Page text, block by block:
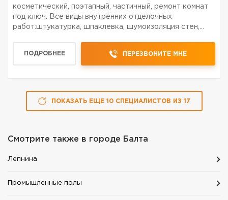
косметический, поэтапный, частичный, ремонт комнат
под ключ. Все виды внутренних отделочных
работ:штукатурка, шпаклевка, шумоизоляция стен,
электромонтажных...
ПОДРОБНЕЕ ПЕРЕЗВОНИТЕ МНЕ
ПОКАЗАТЬ ЕЩЕ 10 СПЕЦИАЛИСТОВ ИЗ 17
Смотрите также в городе Балта
Лепнина
Промышленные полы